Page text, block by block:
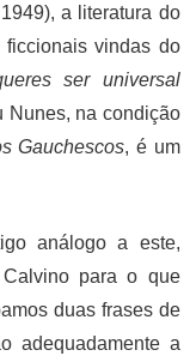
a literatura do
ficcionais vindas do
ser universal
Nunes, na condição
Gauchescos, é um
análogo a este,
para o que
duas frases de
adequadamente a